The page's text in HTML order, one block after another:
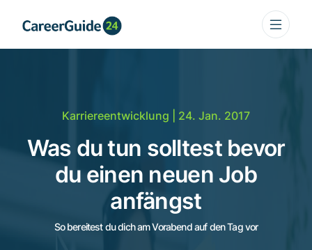
Karriereentwicklung | 24. Jan. 2017
Was du tun solltest bevor
du einen neuen Job
anfängst
So bereitest du dich am Vorabend auf den Tag vor